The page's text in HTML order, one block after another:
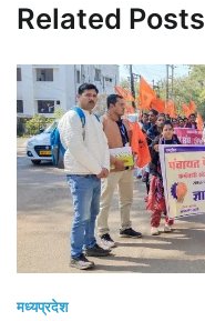
Related Posts
मध्यप्रदेश